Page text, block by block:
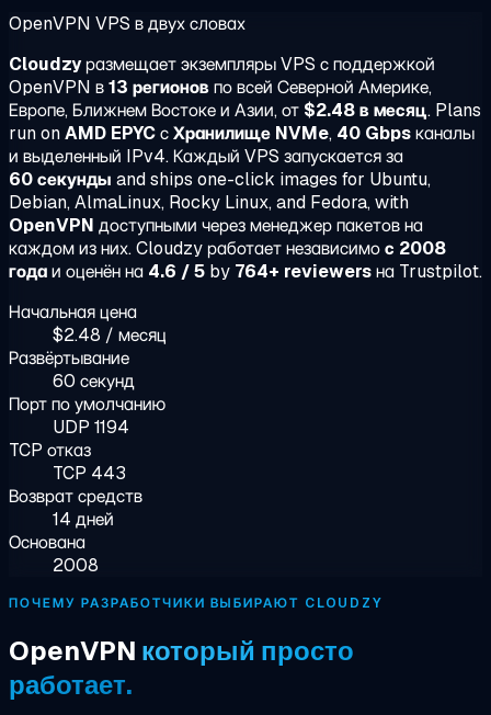
OpenVPN VPS в двух словах
Cloudzyразмещает экземпляры VPS с поддержкой
OpenVPN в13 регионовпо всей Северной Америке,
Европе, Ближнем Востоке и Азии, от $2.48 в месяц. Plans
run onAMD EPYCсХранилище NVMe, 40 Gbpsканалы
и выделенный IPv4. Каждый VPS запускается за
60 секунды and ships one-click images for Ubuntu,
Debian, AlmaLinux, Rocky Linux, and Fedora, with
OpenVPN доступными через менеджер пакетов на
каждом из них. Cloudzy работает независимос 2008
годаи оценён на 4.6 / 5 by 764+ reviewersна Trustpilot.
Начальная цена
$2.48 / месяц
Развёртывание
60 секунд
Порт по умолчанию
UDP 1194
TCP отказ
TCP 443
Возврат средств
14 дней
Основана
2008
ПОЧЕМУ РАЗРАБОТЧИКИ ВЫБИРАЮТ CLOUDZY
OpenVPN который просто
работает.